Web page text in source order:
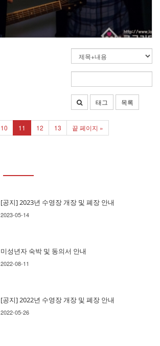
태그 목록
10 11 12 13 끝 페이지 »
[공지] 2023년 수영장 개장 및 폐장 안내
2023-05-14
미성년자 숙박 및 동의서 안내
2022-08-11
[공지] 2022년 수영장 개장 및 폐장 안내
2022-05-26